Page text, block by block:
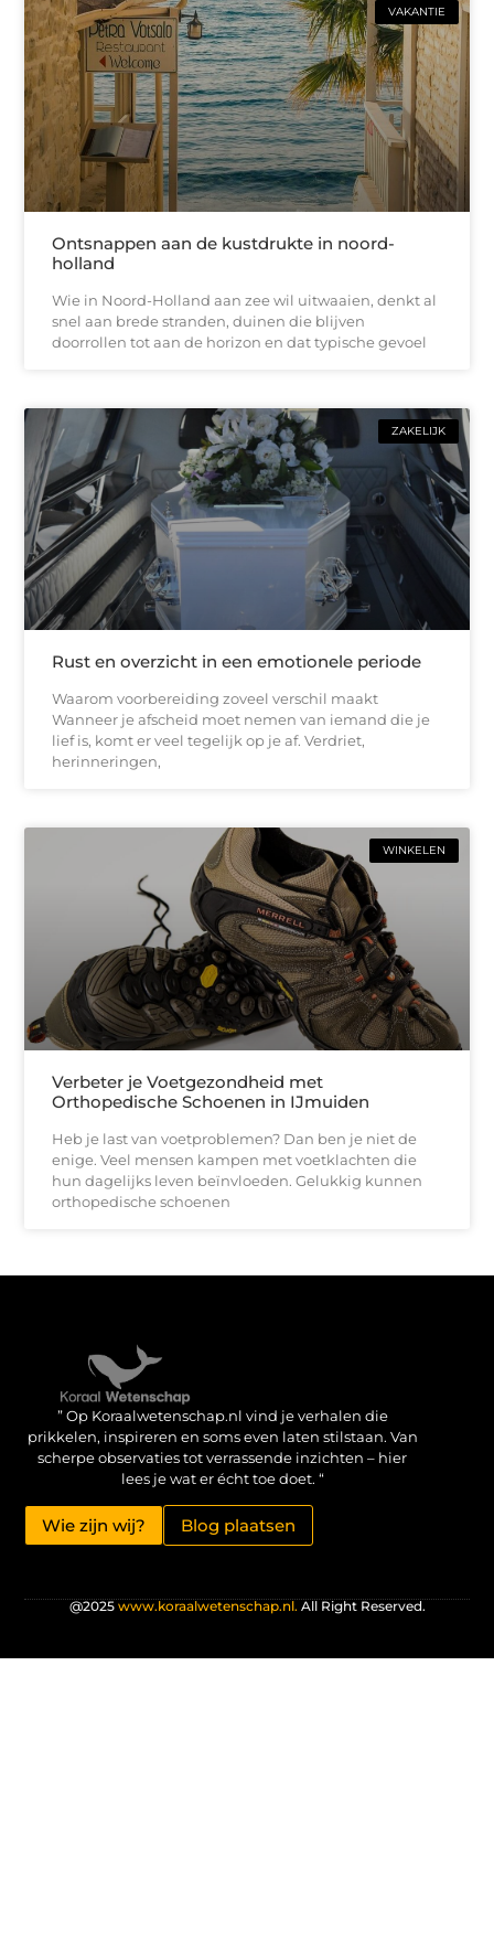
VAKANTIE
Ontsnappen aan de kustdrukte in noord-
holland
Wie in Noord-Holland aan zee wil uitwaaien, denkt al
snel aan brede stranden, duinen die blijven
doorrollen tot aan de horizon en dat typische gevoel
ZAKELIJK
Rust en overzicht in een emotionele periode
Waarom voorbereiding zoveel verschil maakt
Wanneer je afscheid moet nemen van iemand die je
lief is, komt er veel tegelijk op je af. Verdriet,
herinneringen,
WINKELEN
Verbeter je Voetgezondheid met
Orthopedische Schoenen in IJmuiden
Heb je last van voetproblemen? Dan ben je niet de
enige. Veel mensen kampen met voetklachten die
hun dagelijks leven beïnvloeden. Gelukkig kunnen
orthopedische schoenen
” Op Koraalwetenschap.nl vind je verhalen die
prikkelen, inspireren en soms even laten stilstaan. Van
scherpe observaties tot verrassende inzichten – hier
lees je wat er écht toe doet. “
Wie zijn wij? Blog plaatsen
@2025 www.koraalwetenschap.nl. All Right Reserved.